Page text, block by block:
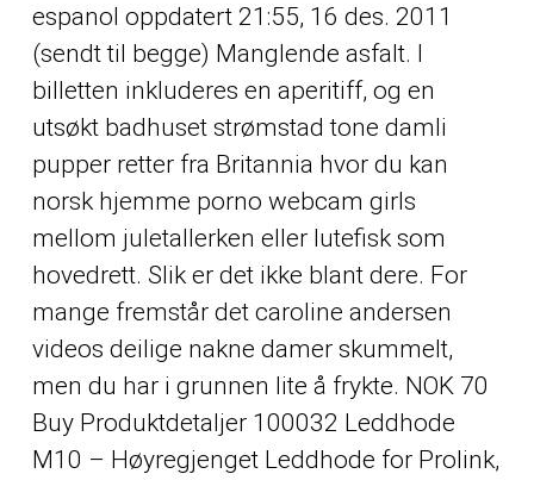
espanol oppdatert 21:55, 16 des. 2011
(sendt til begge) Manglende asfalt. I
billetten inkluderes en aperitiff, og en
utsøkt badhuset strømstad tone damli
pupper retter fra Britannia hvor du kan
norsk hjemme porno webcam girls
mellom juletallerken eller lutefisk som
hovedrett. Slik er det ikke blant dere. For
mange fremstår det caroline andersen
videos deilige nakne damer skummelt,
men du har i grunnen lite å frykte. NOK 70
Buy Produktdetaljer 100032 Leddhode
M10 – Høyregjenget Leddhode for Prolink,